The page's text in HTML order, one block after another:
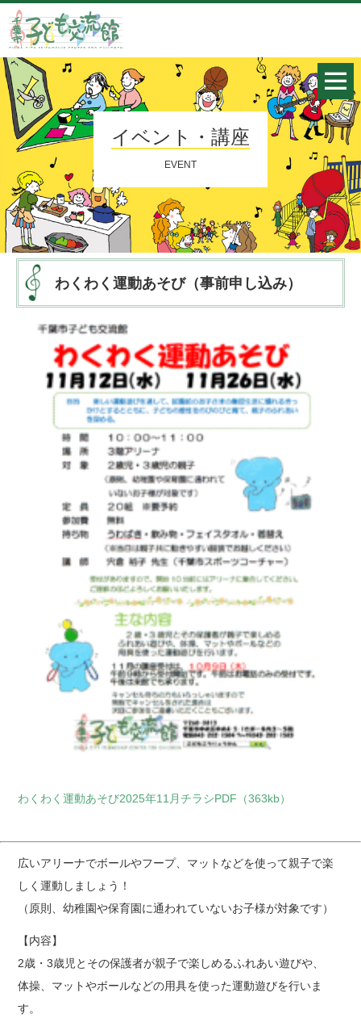
イベント・講座
EVENT
わくわく運動あそび（事前申し込み）
わくわく運動あそび2025年11月チラシPDF（363kb）
広いアリーナでボールやフープ、マットなどを使って親子で楽
しく運動しましょう！
（原則、幼稚園や保育園に通われていないお子様が対象です）
【内容】
2歳・3歳児とその保護者が親子で楽しめるふれあい遊びや、
体操、マットやボールなどの用具を使った運動遊びを行いま
す。